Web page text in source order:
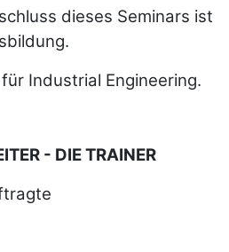
dieses Seminars ist
Industrial Engineering.
- DIE TRAINER